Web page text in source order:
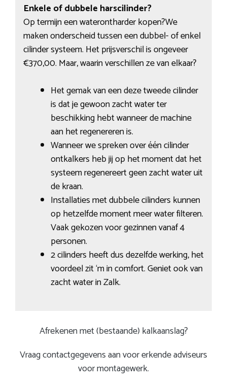
Enkele of dubbele harscilinder?
Op termijn een waterontharder kopen?We
maken onderscheid tussen een dubbel- of enkel
cilinder systeem. Het prijsverschil is ongeveer
€370,00. Maar, waarin verschillen ze van elkaar?
Het gemak van een deze tweede cilinder
is dat je gewoon zacht water ter
beschikking hebt wanneer de machine
aan het regenereren is.
Wanneer we spreken over één cilinder
ontkalkers heb jij op het moment dat het
systeem regenereert geen zacht water uit
de kraan.
Installaties met dubbele cilinders kunnen
op hetzelfde moment meer water filteren.
Vaak gekozen voor gezinnen vanaf 4
personen.
2 cilinders heeft dus dezelfde werking, het
voordeel zit ‘m in comfort. Geniet ook van
zacht water in Zalk.
Afrekenen met (bestaande) kalkaanslag?
Vraag contactgegevens aan voor erkende adviseurs
voor montagewerk.